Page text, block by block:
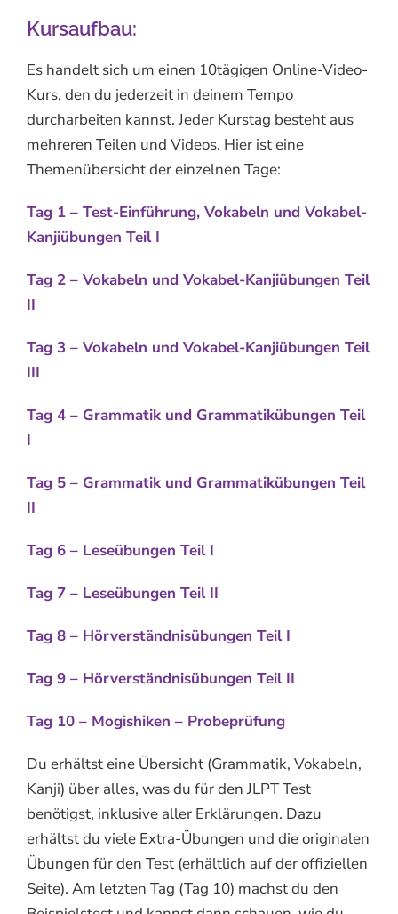
Kursaufbau:
Es handelt sich um einen 10tägigen Online-Video-
Kurs, den du jederzeit in deinem Tempo
durcharbeiten kannst. Jeder Kurstag besteht aus
mehreren Teilen und Videos. Hier ist eine
Themenübersicht der einzelnen Tage:
Tag 1 – Test-Einführung, Vokabeln und Vokabel-
Kanjiübungen Teil I
Tag 2 – Vokabeln und Vokabel-Kanjiübungen Teil
II
Tag 3 – Vokabeln und Vokabel-Kanjiübungen Teil
III
Tag 4 – Grammatik und Grammatikübungen Teil
I
Tag 5 – Grammatik und Grammatikübungen Teil
II
Tag 6 – Leseübungen Teil I
Tag 7 – Leseübungen Teil II
Tag 8 – Hörverständnisübungen Teil I
Tag 9 – Hörverständnisübungen Teil II
Tag 10 – Mogishiken – Probeprüfung
Du erhältst eine Übersicht (Grammatik, Vokabeln,
Kanji) über alles, was du für den JLPT Test
benötigst, inklusive aller Erklärungen. Dazu
erhältst du viele Extra-Übungen und die originalen
Übungen für den Test (erhältlich auf der offiziellen
Seite). Am letzten Tag (Tag 10) machst du den